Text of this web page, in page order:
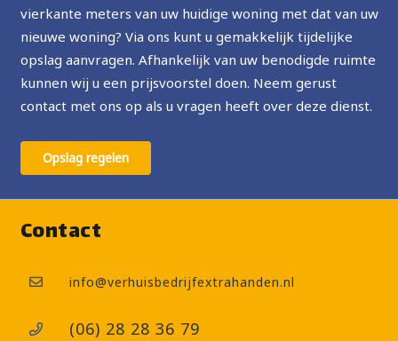
vierkante meters van uw huidige woning met dat van uw
nieuwe woning? Via ons kunt u gemakkelijk tijdelijke
opslag aanvragen. Afhankelijk van uw benodigde ruimte
kunnen wij u een prijsvoorstel doen. Neem gerust
contact met ons op als u vragen heeft over deze dienst.
Opslag regelen
Contact
info@verhuisbedrijfextrahanden.nl
(06) 28 28 36 79